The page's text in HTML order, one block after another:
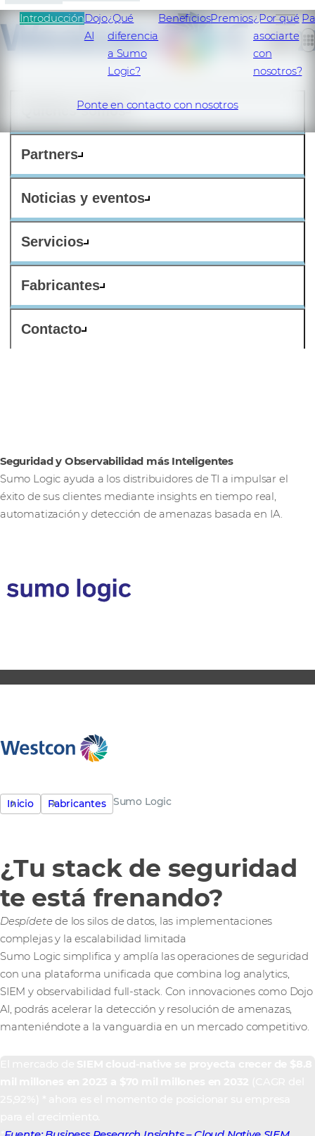
Quiénes somos
Partners
Noticias y eventos
Servicios
Fabricantes
Contacto
ES
Seguridad y Observabilidad más Inteligentes
Sumo Logic ayuda a los distribuidores de TI a impulsar el
éxito de sus clientes mediante insights en tiempo real,
automatización y detección de amenazas basada en IA.
Inicio Fabricantes Sumo Logic
IntroducciónDojo
AI
¿Qué
diferencia
a Sumo
Logic?
BeneficiosPremios¿Por qué
asociarte
con
nosotros?
Ponte en contacto con nosotros
¿Tu stack de seguridad
te está frenando?
Despídetede los silos de datos, las implementaciones
complejas y la escalabilidad limitada
Sumo Logic simplifica y amplía las operaciones de seguridad
con una plataforma unificada que combina log analytics,
SIEM y observabilidad full-stack. Con innovaciones como Dojo
AI, podrás acelerar la detección y resolución de amenazas,
manteniéndote a la vanguardia en un mercado competitivo.